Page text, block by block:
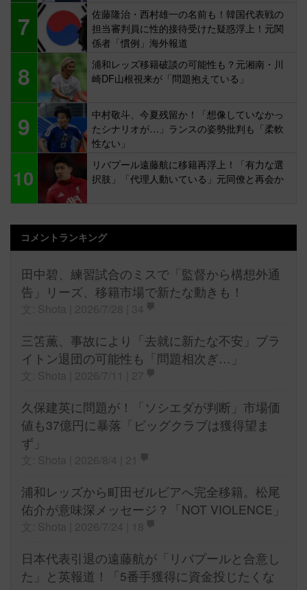
7
佐藤隆治・西村雄一の名前も！韓国代表戦の
担当審判員に性的接待受けた疑惑浮上！元関
係者「慣例」海外報道
8
浦和レッズ移籍破談の可能性も？元湘南・川
崎DF山根視来が「問題抱えている」
9
中村敬斗、今夏残留か！「想像していなかっ
たシナリオが…」ランスの姿勢批判も「柔軟
性ない」
10
リバプール遠藤航に移籍再浮上！「有力な選
択肢」「代理人動いている」元同僚と再会か
コメントランキング
田中碧、練習試合のミスで「監督から構想外通
告」リーズ、移籍市場で新たな動きも！
三笘薫、事故により「去就に新たな不安」ブラ
イトン退団の可能性も「問題相次ぎ…」
久保建英に問題が！「ソシエダが判断」市場価
値も37億円に暴落「ビッグクラブは獲得望ま
ず」
浦和レッズから町田ゼルビアへ完全移籍。松尾
佑介が意味深メッセージ？「NOT VIOLENCE」
日本代表引退の遠藤航が「リバプールと合意し
た」と英報道！「5番手獲得に資金投じたくな